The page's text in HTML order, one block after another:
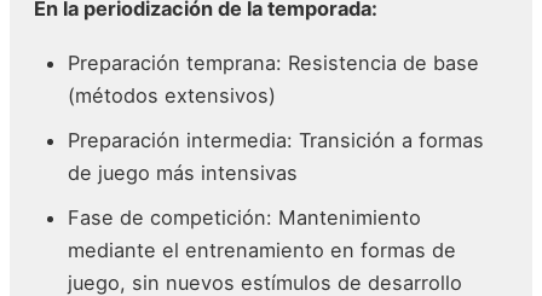
En la periodización de la temporada:
Preparación temprana: Resistencia de base
(métodos extensivos)
Preparación intermedia: Transición a formas
de juego más intensivas
Fase de competición: Mantenimiento
mediante el entrenamiento en formas de
juego, sin nuevos estímulos de desarrollo